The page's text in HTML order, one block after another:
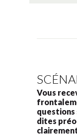
Vous
questions
dites